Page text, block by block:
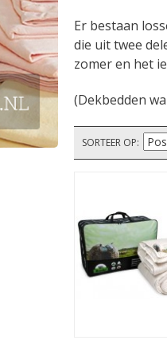
Er bestaan
die uit twee
zomer en het
(Dekbedden
SORTEER OP